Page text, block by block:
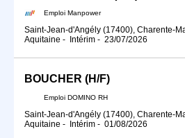
Emploi Manpower
Saint-Jean-d'Angély (17400), Charente-
Aquitaine - Intérim - 23/07/2026
BOUCHER (H/F)
Emploi DOMINO RH
Saint-Jean-d'Angély (17400), Charente-
Aquitaine - Intérim - 01/08/2026